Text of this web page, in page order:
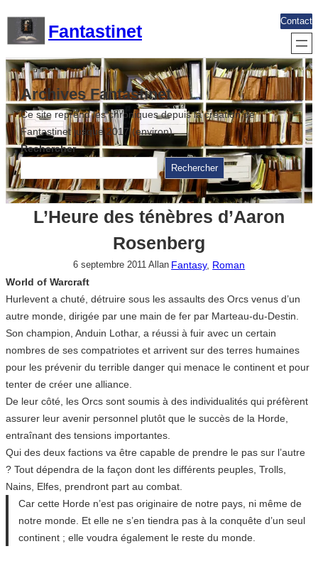
contenu
Fantastinet
Contact
Archives Fantastinet
Ce site reprend les chroniques depuis la création de
Fantastinet jusque 2017 (environ)
Rechercher
Rechercher
L’Heure des ténèbres d’Aaron
Rosenberg
6 septembre 2011 Allan Fantasy, Roman
World of Warcraft
Hurlevent a chuté, détruire sous les assaults des Orcs venus d’un
autre monde, dirigée par une main de fer par Marteau-du-Destin.
Son champion, Anduin Lothar, a réussi à fuir avec un certain
nombres de ses compatriotes et arrivent sur des terres humaines
pour les prévenir du terrible danger qui menace le continent et pour
tenter de créer une alliance.
De leur côté, les Orcs sont soumis à des individualités qui préfèrent
assurer leur avenir personnel plutôt que le succès de la Horde,
entraînant des tensions importantes.
Qui des deux factions va être capable de prendre le pas sur l’autre
? Tout dépendra de la façon dont les différents peuples, Trolls,
Nains, Elfes, prendront part au combat.
Car cette Horde n’est pas originaire de notre pays, ni même de
notre monde. Et elle ne s’en tiendra pas à la conquête d’un seul
continent ; elle voudra également le reste du monde.